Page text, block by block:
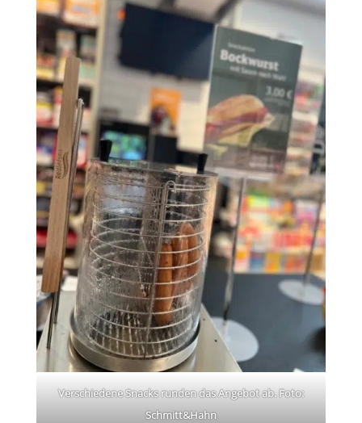
Ver­schie­dene Snacks run­den das Ange­bot ab. Foto:
Schmitt&Hahn